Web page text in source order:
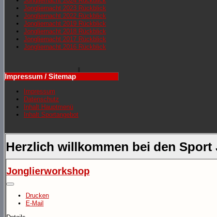
Jongliernacht 2023 Rückblick
Jongliernacht 2022 Rückblick
Jongliernacht 2019 Rückblick
Jongliernacht 2018 Rückblick
Jongliernacht 2017 Rückblick
Jongliernacht 2016 Rückblick
Impressum / Sitemap
Impressum
Datenschutz
Inhalt Hauptmenü
Inhalt Sportangebot
Herzlich willkommen bei den Sport
Jonglierworkshop
Drucken
E-Mail